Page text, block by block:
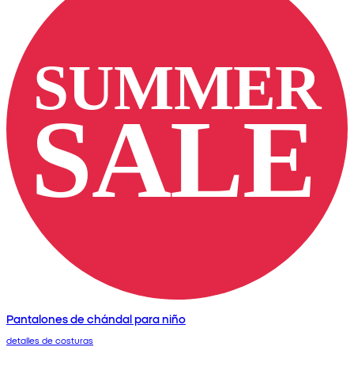
Pantalones de chándal para niño
detalles de costuras